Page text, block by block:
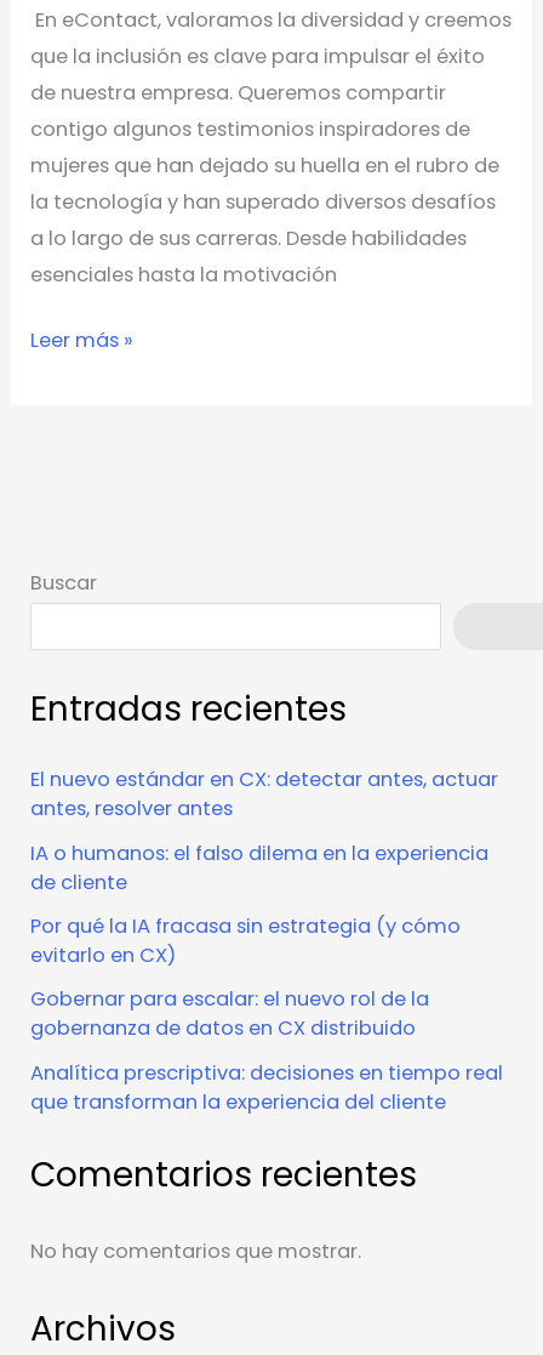
En eContact, valoramos la diversidad y creemos
que la inclusión es clave para impulsar el éxito
de nuestra empresa. Queremos compartir
contigo algunos testimonios inspiradores de
mujeres que han dejado su huella en el rubro de
la tecnología y han superado diversos desafíos
a lo largo de sus carreras. Desde habilidades
esenciales hasta la motivación
Leer más »
Buscar
Entradas recientes
El nuevo estándar en CX: detectar antes, actuar
antes, resolver antes
IA o humanos: el falso dilema en la experiencia
de cliente
Por qué la IA fracasa sin estrategia (y cómo
evitarlo en CX)
Gobernar para escalar: el nuevo rol de la
gobernanza de datos en CX distribuido
Analítica prescriptiva: decisiones en tiempo real
que transforman la experiencia del cliente
Comentarios recientes
No hay comentarios que mostrar.
Archivos